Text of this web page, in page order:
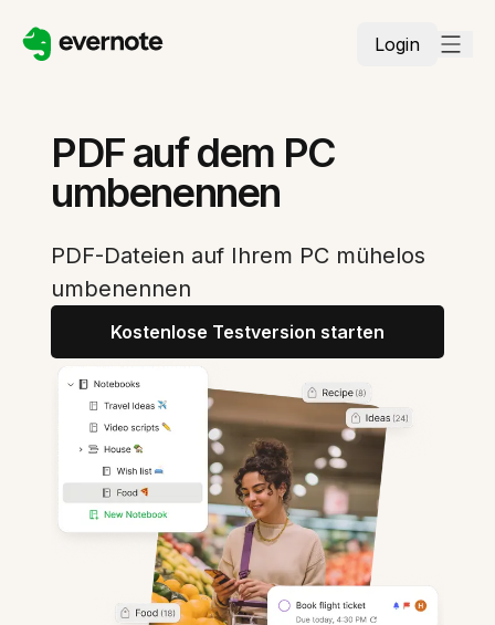
Login
PDF auf dem PC
umbenennen
PDF-Dateien auf Ihrem PC mühelos
umbenennen
Kostenlose Testversion starten